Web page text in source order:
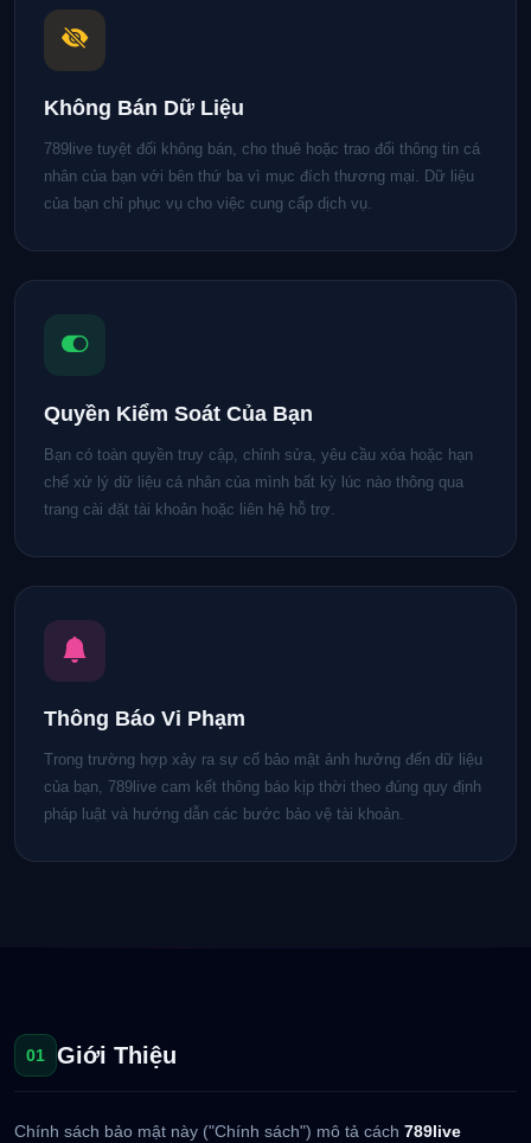
Không Bán Dữ Liệu
789live tuyệt đối không bán, cho thuê hoặc trao đổi thông tin cá
nhân của bạn với bên thứ ba vì mục đích thương mại. Dữ liệu
của bạn chỉ phục vụ cho việc cung cấp dịch vụ.
Quyền Kiểm Soát Của Bạn
Bạn có toàn quyền truy cập, chỉnh sửa, yêu cầu xóa hoặc hạn
chế xử lý dữ liệu cá nhân của mình bất kỳ lúc nào thông qua
trang cài đặt tài khoản hoặc liên hệ hỗ trợ.
Thông Báo Vi Phạm
Trong trường hợp xảy ra sự cố bảo mật ảnh hưởng đến dữ liệu
của bạn, 789live cam kết thông báo kịp thời theo đúng quy định
pháp luật và hướng dẫn các bước bảo vệ tài khoản.
01 Giới Thiệu
Chính sách bảo mật này ("Chính sách") mô tả cách 789live